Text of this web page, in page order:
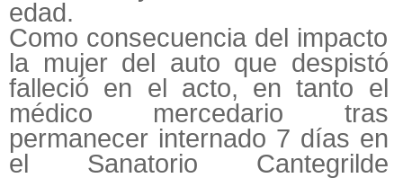
edad.
Como consecuencia del impacto
la mujer del auto que despistó
falleció en el acto, en tanto el
médico mercedario tras
permanecer internado 7 días en
el Sanatorio Cantegrilde